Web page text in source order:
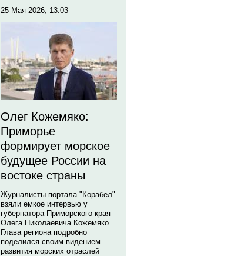
25 Мая 2026, 13:03
Олег Кожемяко:
Приморье
формирует морское
будущее России на
востоке страны
Журналисты портала "Корабел"
взяли емкое интервью у
губернатора Приморского края
Олега Николаевича Кожемяко
Глава региона подробно
поделился своим видением
развития морских отраслей